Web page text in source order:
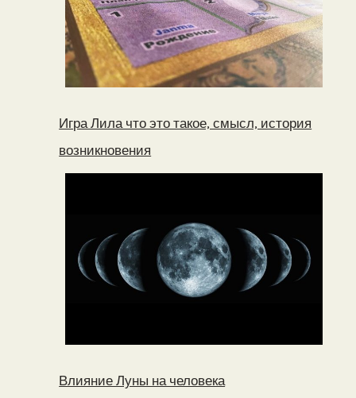
Игра Лила что это такое, смысл, история
возникновения
Влияние Луны на человека